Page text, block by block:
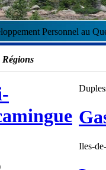
Personnel au
Régions
Iles-